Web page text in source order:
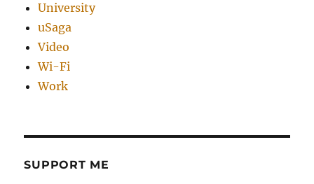
University
uSaga
Video
Wi-Fi
Work
SUPPORT ME